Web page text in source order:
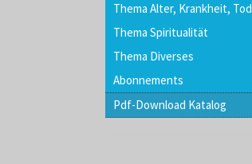
Thema Alter, Krankheit, Tod
Thema Spiritualität
Thema Diverses
Abonnements
Pdf-Download Katalog